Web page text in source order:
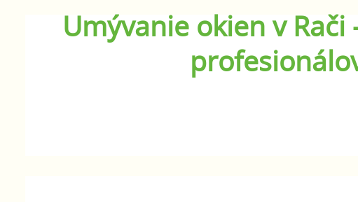
Umývanie okien v Rači